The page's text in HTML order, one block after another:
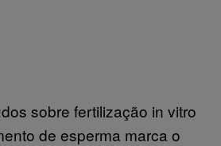
sobre fertilização in vitro
de esperma marca o